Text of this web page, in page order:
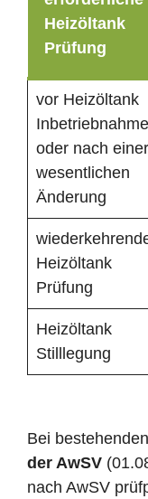
Heizöltank
Prüfung
vor Heizöltank
Inbetriebnahme
oder nach einer
wesentlichen
Änderung
Heizöltank
Prüfung
Heizöltank
Stilllegung
Bei
der AwSV
nach AwSV